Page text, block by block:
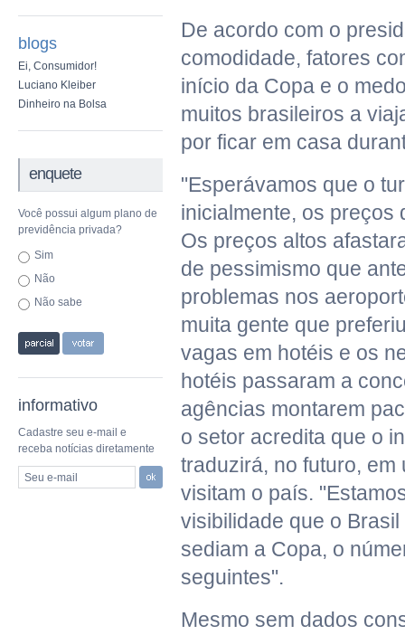
blogs
Ei, Consumidor!
Luciano Kleiber
Dinheiro na Bolsa
enquete
Você possui algum plano de
previdência privada?
Sim
Não
Não sabe
informativo
Cadastre seu e-mail e
receba notícias diretamente
Seu e-mail
De acordo com o
comodidade, fatores
início da Copa e o
muitos brasileiros a
por ficar em casa
"Esperávamos que o
inicialmente, os preços
Os preços altos
de pessimismo que
problemas nos
muita gente que
vagas em hotéis e os
hotéis passaram a
agências montarem
o setor acredita que o
traduzirá, no futuro,
visitam o país.
visibilidade que o
sediam a Copa, o
seguintes".
Mesmo sem dados